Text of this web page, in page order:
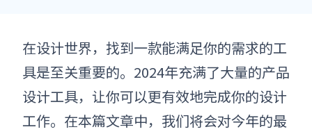
在设计世界，找到一款能满足你的需求的工
具是至关重要的。2024年充满了大量的产品
设计工具，让你可以更有效地完成你的设计
工作。在本篇文章中，我们将会对今年的最